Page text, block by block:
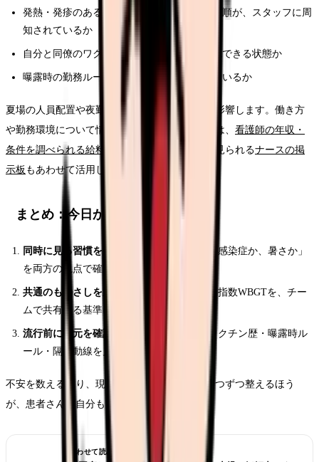
発熱・発疹のある患者さんの動線と隔離の手順が、スタッフに周
知されているか
自分と同僚のワクチン歴・抗体の記録が確認できる状態か
曝露時の勤務ルールや報告先が明文化されているか
夏場の人員配置や夜勤の負担は、観察の質にも影響します。働き方
や勤務環境について情報を持っておきたいときは、 看護師の年収・
条件を調べられる給料コンパス
や、現場の声を見られるナースの掲
示板 もあわせて活用してみてください。
まとめ：今日からの3ステップ
同時に見る習慣をつくる
— 発熱を見たら「感染症か、暑さか」
を両方の視点で確認する
共通のものさしを置く
— 室温・湿度と暑さ指数WBGTを、チー
ムで共有する基準にする
流行前に足元を確認する
— 自分と同僚のワクチン歴・曝露時ル
ール・隔離動線を見直しておく
不安を数えるより、現場で確認できることを一つずつ整えるほう
が、患者さんも自分も守れます。
あわせて読みたい